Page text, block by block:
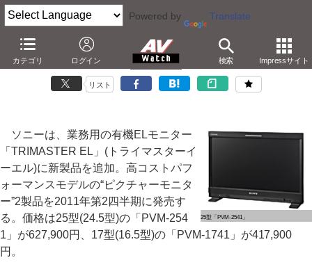
Powered by Translate
カテゴリ ログイン 検索 Impressサイト
ソニー、25型/17型の業務用フルHD有機ELモニター
－マスモニと同じパネルを搭載。25型が627,900円
リスト
25型「PVM-2541」
ソニーは、業務用の有機ELモニター
「TRIMASTER EL」(トライマスターイ
ーエル)に新製品を追加。高コストパフ
ォーマンスモデルの“ピクチャーモニタ
ー”2製品を2011年第2四半期に発売す
る。価格は25型(24.5型)の「PVM-254
1」が627,900円、17型(16.5型)の「PVM-1741」が417,900
円。